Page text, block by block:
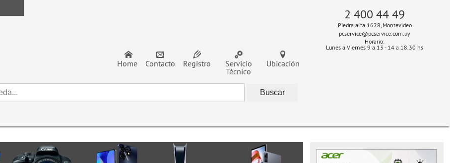
Ubicación
Servicio
Técnico
Registro
Contacto
Home
2 400 44 49
Piedra alta 1628, Montevideo
pcservice@pcservice.com.uy
Horario:
Lunes a Viernes 9 a 13 - 14 a 18.30 hs